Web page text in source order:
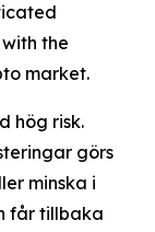
the
market.
hög risk.
görs
minska i
får tillbaka